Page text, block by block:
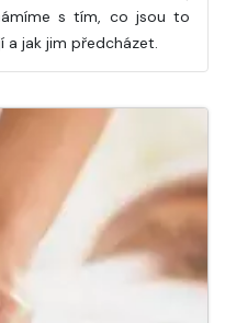
s tím, co jsou to
a jak jim předcházet.